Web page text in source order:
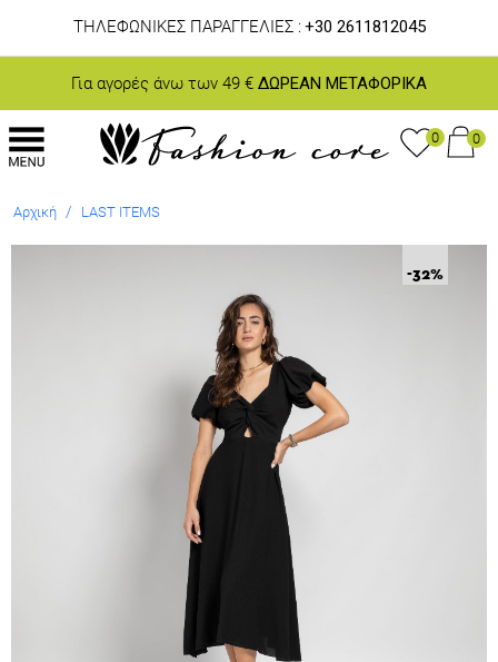
ΤΗΛΕΦΩΝΙΚΕΣ ΠΑΡΑΓΓΕΛΙΕΣ : +30 2611812045
Για αγορές άνω των 49 € ΔΩΡΕΑΝ ΜΕΤΑΦΟΡΙΚΑ
0 0
Αρχική / LAST ITEMS
-32%